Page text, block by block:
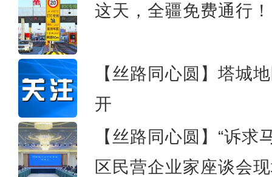
这天，全疆免费通行！
【丝路同心圆】塔城
开
【丝路同心圆】“诉求
区民营企业家座谈会